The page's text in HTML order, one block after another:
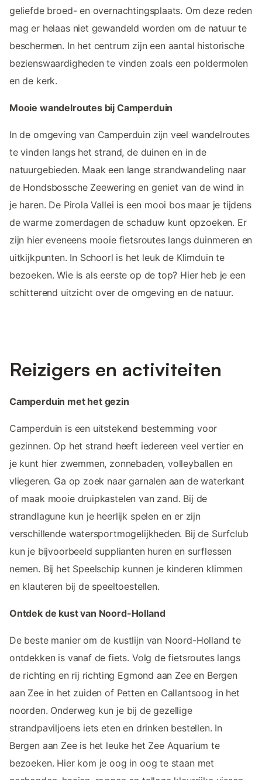
geliefde broed- en overnachtingsplaats. Om deze reden
mag er helaas niet gewandeld worden om de natuur te
beschermen. In het centrum zijn een aantal historische
bezienswaardigheden te vinden zoals een poldermolen
en de kerk.
Mooie wandelroutes bij Camperduin
In de omgeving van Camperduin zijn veel wandelroutes
te vinden langs het strand, de duinen en in de
natuurgebieden. Maak een lange strandwandeling naar
de Hondsbossche Zeewering en geniet van de wind in
je haren. De Pirola Vallei is een mooi bos maar je tijdens
de warme zomerdagen de schaduw kunt opzoeken. Er
zijn hier eveneens mooie fietsroutes langs duinmeren en
uitkijkpunten. In Schoorl is het leuk de Klimduin te
bezoeken. Wie is als eerste op de top? Hier heb je een
schitterend uitzicht over de omgeving en de natuur.
Reizigers en activiteiten
Camperduin met het gezin
Camperduin is een uitstekend bestemming voor
gezinnen. Op het strand heeft iedereen veel vertier en
je kunt hier zwemmen, zonnebaden, volleyballen en
vliegeren. Ga op zoek naar garnalen aan de waterkant
of maak mooie druipkastelen van zand. Bij de
strandlagune kun je heerlijk spelen en er zijn
verschillende watersportmogelijkheden. Bij de Surfclub
kun je bijvoorbeeld supplianten huren en surflessen
nemen. Bij het Speelschip kunnen je kinderen klimmen
en klauteren bij de speeltoestellen.
Ontdek de kust van Noord-Holland
De beste manier om de kustlijn van Noord-Holland te
ontdekken is vanaf de fiets. Volg de fietsroutes langs
de richting en rij richting Egmond aan Zee en Bergen
aan Zee in het zuiden of Petten en Callantsoog in het
noorden. Onderweg kun je bij de gezellige
strandpaviljoens iets eten en drinken bestellen. In
Bergen aan Zee is het leuke het Zee Aquarium te
bezoeken. Hier kom je oog in oog te staan met